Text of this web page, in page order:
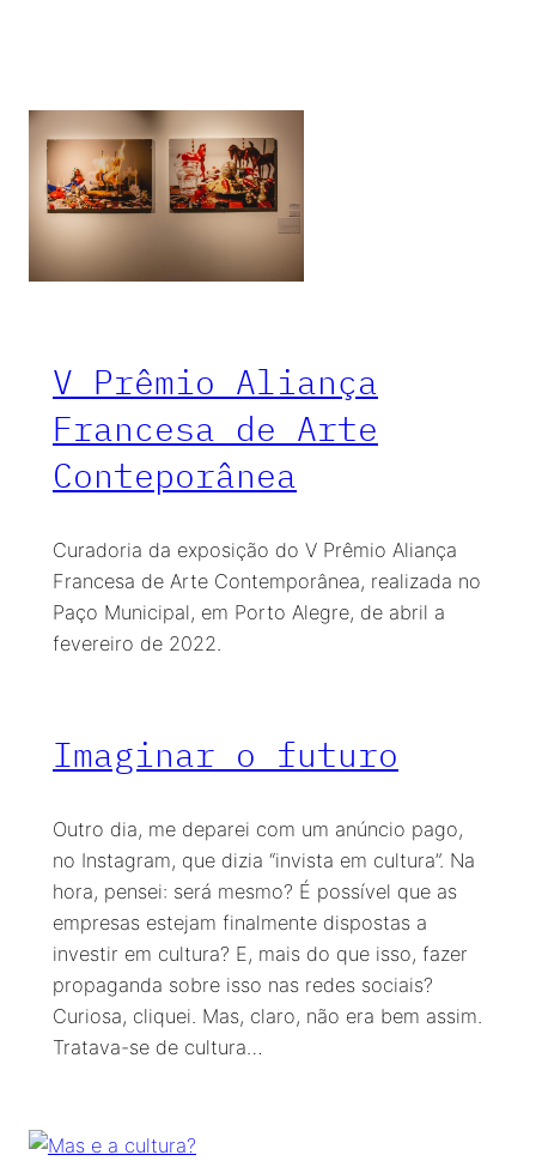
V Prêmio Aliança
Francesa de Arte
Conteporânea
Curadoria da exposição do V Prêmio Aliança
Francesa de Arte Contemporânea, realizada no
Paço Municipal, em Porto Alegre, de abril a
fevereiro de 2022.
Imaginar o futuro
Outro dia, me deparei com um anúncio pago,
no Instagram, que dizia “invista em cultura”. Na
hora, pensei: será mesmo? É possível que as
empresas estejam finalmente dispostas a
investir em cultura? E, mais do que isso, fazer
propaganda sobre isso nas redes sociais?
Curiosa, cliquei. Mas, claro, não era bem assim.
Tratava-se de cultura…